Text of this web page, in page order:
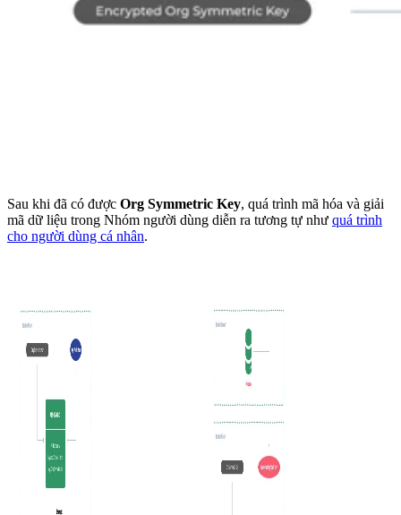
Sau khi đã có được Org Symmetric Key, quá trình mã hóa và giải
mã dữ liệu trong Nhóm người dùng diễn ra tương tự như quá trình
cho người dùng cá nhân.